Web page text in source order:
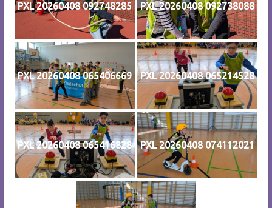
PXL 20260408 092748285 PXL 20260408 092738088
PXL 20260408 065406669 PXL 20260408 065214528
PXL 20260408 065416828 PXL 20260408 074112021